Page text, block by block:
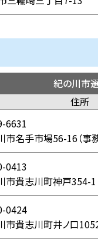
紀の川市
住所
6631
川市名手市場
0413
市貴志川町神戸354-1
0424
川市貴志川